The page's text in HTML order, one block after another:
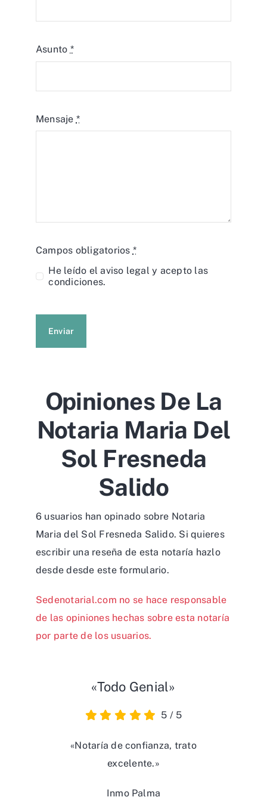
Asunto *
Mensaje *
Campos obligatorios *
He leído elaviso legal y acepto las
condiciones.
Enviar
Opiniones De La
Notaria Maria Del
Sol Fresneda
Salido
6 usuarios han opinado sobre Notaria
Maria del Sol Fresneda Salido. Si quieres
escribir una reseña de esta notaría hazlo
desde desde este formulario.
Sedenotarial.com no se hace responsable
de las opiniones hechas sobre esta notaría
por parte de los usuarios.
«Todo Genial»
5 / 5
«Notaría de confianza, trato
excelente.»
Inmo Palma